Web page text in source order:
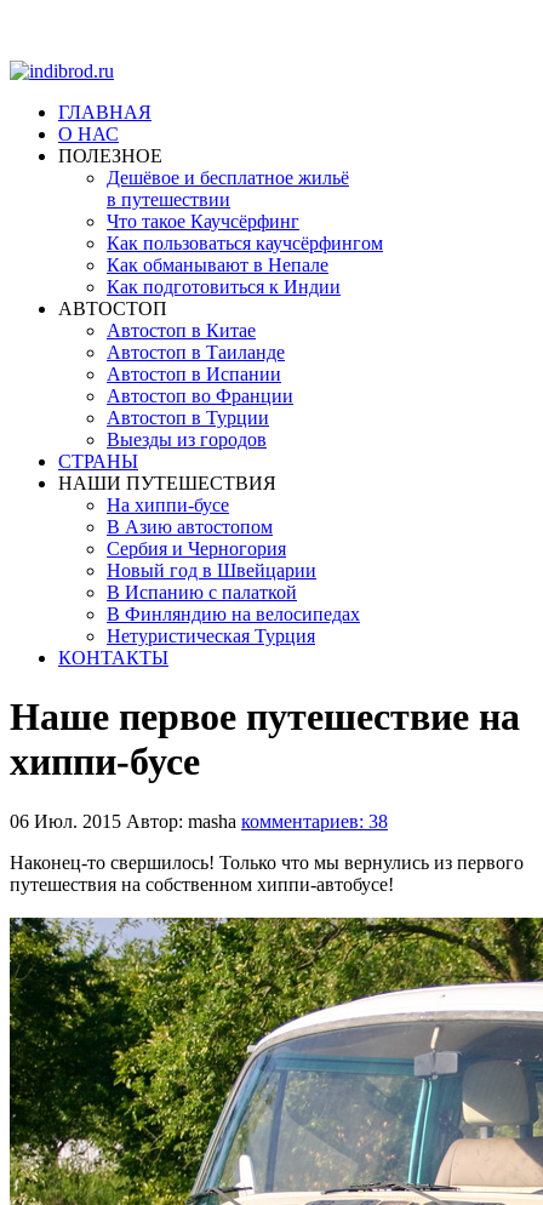
ГЛАВНАЯ
О НАС
ПОЛЕЗНОЕ
Дешёвое и бесплатное жильё
в путешествии
Что такое Каучсёрфинг
Как пользоваться каучсёрфингом
Как обманывают в Непале
Как подготовиться к Индии
АВТОСТОП
Автостоп в Китае
Автостоп в Таиланде
Автостоп в Испании
Автостоп во Франции
Автостоп в Турции
Выезды из городов
СТРАНЫ
НАШИ ПУТЕШЕСТВИЯ
На хиппи-бусе
В Азию автостопом
Сербия и Черногория
Новый год в Швейцарии
В Испанию с палаткой
В Финляндию на велосипедах
Нетуристическая Турция
КОНТАКТЫ
Наше первое путешествие на
хиппи-бусе
06 Июл. 2015 Автор: masha комментариев: 38
Наконец-то свершилось! Только что мы вернулись из первого
путешествия на собственном хиппи-автобусе!